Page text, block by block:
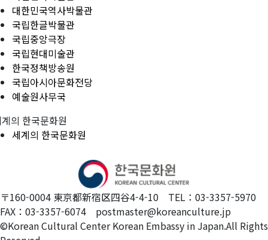
대한민국역사박물관
국립한글박물관
국립중앙극장
국립현대미술관
한국정책방송원
국립아시아문화전당
예술원사무국
의 한국문화원
세계의 한국문화원
〒160-0004 東京都新宿区四谷4-4-10 TEL：03-3357-5970
FAX：03-3357-6074 postmaster@koreanculture.jp
©Korean Cultural Center Korean Embassy in Japan.All Rights